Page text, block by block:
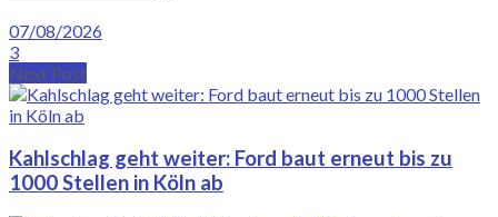
07/08/2026
3
Next Post
Kahlschlag geht weiter: Ford baut erneut bis zu
1000 Stellen in Köln ab